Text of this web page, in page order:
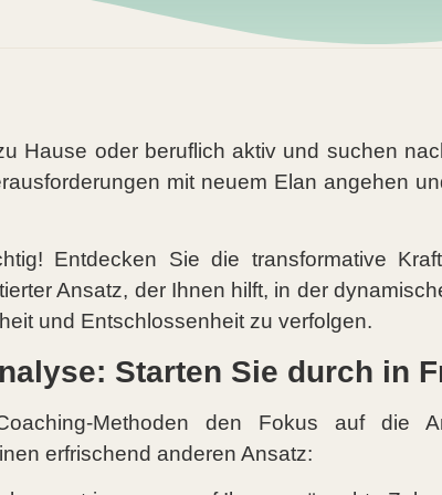
Hause oder beruflich aktiv und suchen
mit neuem Elan angehen
Entdecken Sie die transformative
Ansatz, der Ihnen hilft, in der
und Entschlossenheit zu verfolgen.
Starten Sie durch in
Methoden den Fokus auf die
erfrischend anderen Ansatz: